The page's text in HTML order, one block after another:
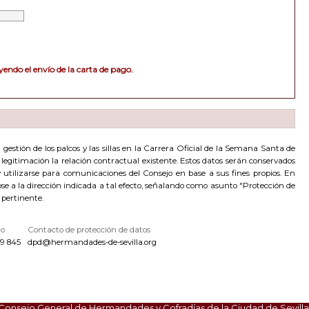
el envío de la carta de pago.
de los palcos y las sillas en la Carrera Oficial de la Semana Santa de
la relación contractual existente. Estos datos serán conservados
para comunicaciones del Consejo en base a sus fines propios. En
a la dirección indicada a tal efecto, señalando como asunto "Protección de
pertinente.
845
Contacto de protección de datos
dpd@hermandades-de-sevilla.org